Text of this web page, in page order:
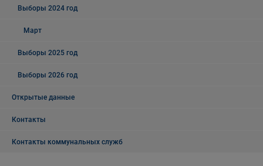
Выборы 2024 год
Март
Выборы 2025 год
Выборы 2026 год
Открытые данные
Контакты
Контакты коммунальных служб